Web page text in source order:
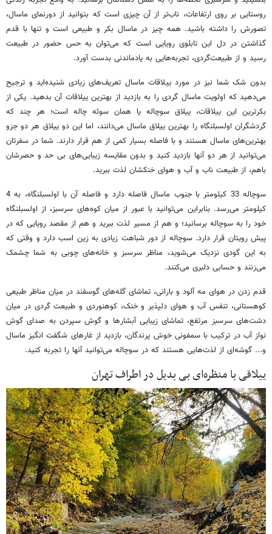
روستایی بر روی ارتفاعات، ناب‌تر از آن چیزی است که بتوانید از دورنمای ماسال،
تصورش را داشته باشید. همه چیز در ماسال بکر و طبیعی است و تنها با قدم
گذاشتن در دل این تابلوی رویایی است که می‌توان به حس حضور در طبیعت
رسید و از طبیعت‌گردی، تجربه‌هایی به یادماندنی بدست آورد.
بدون شک شما نیز در مورد ییلاقات ماسال تعریف‌های زیادی شنیده‌اید و ترجیح
می‌دهید که اولویت ماسال گردی را به بازدید از بهترین ییلاقات آن بدهید. یکی از
بکرترین این ییلاقات، ییلاق سوچاله یا همان سوئه چاله است؛ هر چند که
گردشگران اولسبلنگاه را بهترین ییلاق ماسال می‌دانند، اما این دو ییلاق هر دو جزو
بهترین‌های ماسال هستند و با فاصله بسیار کمی از هم قرار دارند. شما در سفرتان
می‌توانید از هر دو آنها بازدید کنید و بدون مقایسه زیبایی‌های بی حد و حصرشان
باهم، از طبیعت ناب و آب و هوای خنکشان لذت ببرید.
سوچاله 33 کیلومتر با جنوب ماسال فاصله دارد و فاصله آن با اولسبلنگاه، به 4
کیلومتر می‌رسد. بنابراین می‌توانید با عبور از میان‌ کوه‌های سرسبز، از اولسبلنگاه
خود را به سوچاله برسانید؛ و هم از مسیر لذت ببرید و هم از مقصد رویایی که در
پیش رویتان قرار دارد. سوچاله از دور شباهت زیادی به زین اسب دارد و وقتی که
به این گودی نزدیک می‌شوید، مناظر سرسبز و خانه‌های چوبی به شما چشمک
می‌زنند و حسابی دلبری می‌کنند.
قدم زدن در هوای مه آلود و بارانی، تماشای گله‌های گوسفند در میان مناظر طبیعی
کوهستانی، تنفس آب و هوای دلپذیر و خنک، کوهنوردی و طبیعت گردی در میان
دشت‌های سرسبز مرتفع، تماشای زیبایی آبشارها و گوش سپردن به صدای گوش
نواز آب در ترکیب با سمفونی خوش پرندگان، بازدید از غارهای شگفت انگیز ماسال
و... گوشه‌ای از لذت‌هایی هستند که در سوچاله می‌توانید آنها را تجربه کنید.
ییلاقی با منظره‌ای بی بدیل در اطراف تهران